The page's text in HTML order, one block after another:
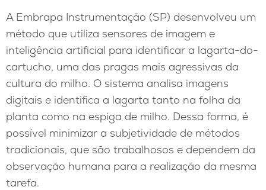
A Embrapa Instrumentação (SP) desenvolveu um
método que utiliza sensores de imagem e
inteligência artificial para identificar a lagarta-do-
cartucho, uma das pragas mais agressivas da
cultura do milho. O sistema analisa imagens
digitais e identifica a lagarta tanto na folha da
planta como na espiga de milho. Dessa forma, é
possível minimizar a subjetividade de métodos
tradicionais, que são trabalhosos e dependem da
observação humana para a realização da mesma
tarefa.